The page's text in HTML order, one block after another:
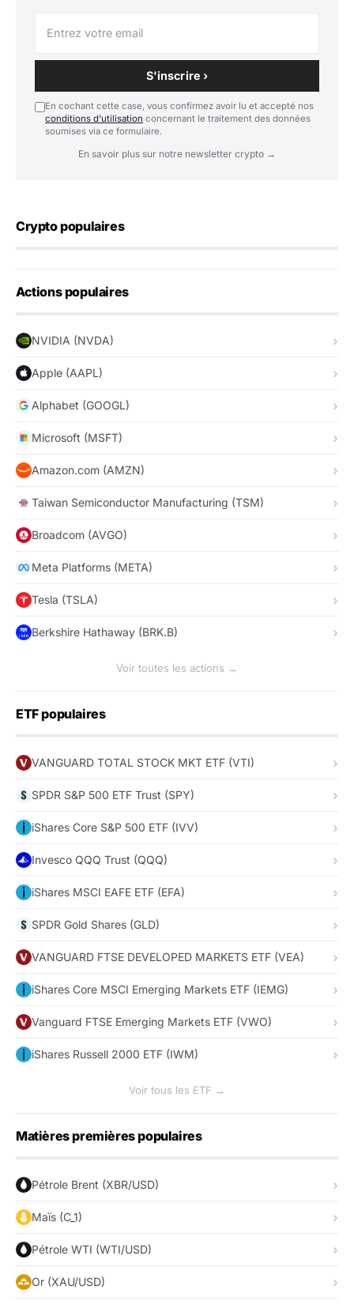
S'inscrire ›
En cochant cette case, vous confirmez avoir lu et accepté nos
conditions d'utilisation concernant le traitement des données
soumises via ce formulaire.
En savoir plus sur notre newsletter crypto →
Crypto populaires
Actions populaires
NVIDIA (NVDA)
Apple (AAPL)
Alphabet (GOOGL)
Microsoft (MSFT)
Amazon.com (AMZN)
Taiwan Semiconductor Manufacturing (TSM)
Broadcom (AVGO)
Meta Platforms (META)
Tesla (TSLA)
Berkshire Hathaway (BRK.B)
Voir toutes les actions →
ETF populaires
VANGUARD TOTAL STOCK MKT ETF (VTI)
SPDR S&P 500 ETF Trust (SPY)
iShares Core S&P 500 ETF (IVV)
Invesco QQQ Trust (QQQ)
iShares MSCI EAFE ETF (EFA)
SPDR Gold Shares (GLD)
VANGUARD FTSE DEVELOPED MARKETS ETF (VEA)
iShares Core MSCI Emerging Markets ETF (IEMG)
Vanguard FTSE Emerging Markets ETF (VWO)
iShares Russell 2000 ETF (IWM)
Voir tous les ETF →
Matières premières populaires
Pétrole Brent (XBR/USD)
Maïs (C_1)
Pétrole WTI (WTI/USD)
Or (XAU/USD)